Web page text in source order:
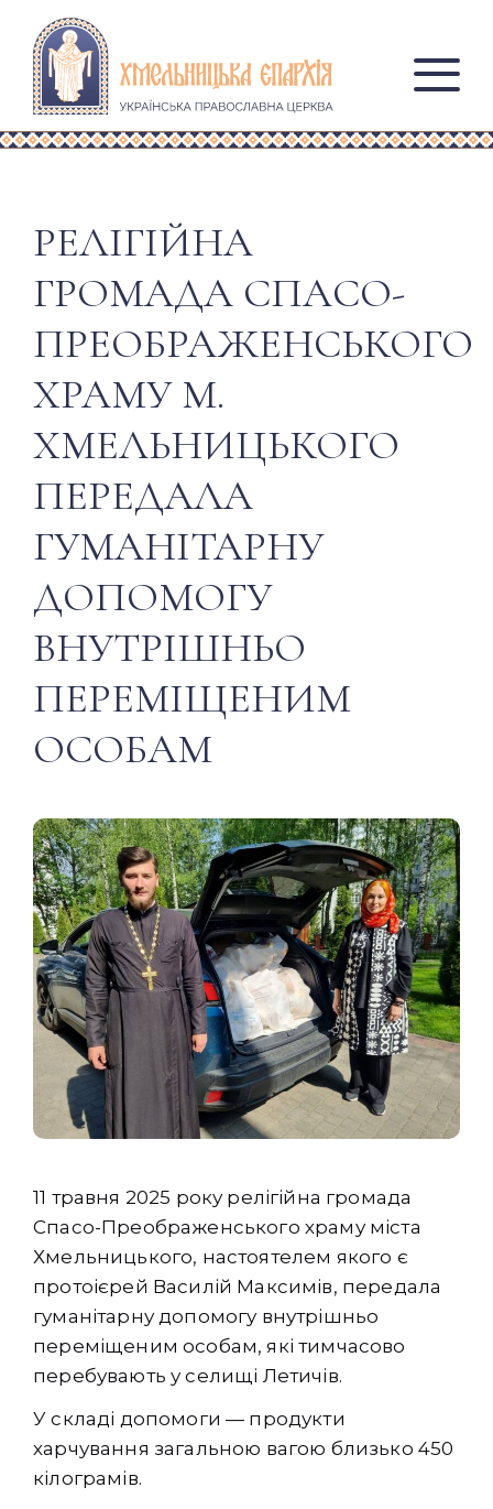
РЕЛІГІЙНА
ГРОМАДА СПАСО-
ПРЕОБРАЖЕНСЬКОГО
ХРАМУ М.
ХМЕЛЬНИЦЬКОГО
ПЕРЕДАЛА
ГУМАНІТАРНУ
ДОПОМОГУ
ВНУТРІШНЬО
ПЕРЕМІЩЕНИМ
ОСОБАМ
11 травня 2025 року релігійна громада
Спасо-Преображенського храму міста
Хмельницького, настоятелем якого є
протоієрей Василій Максимів, передала
гуманітарну допомогу внутрішньо
переміщеним особам, які тимчасово
перебувають у селищі Летичів.
У складі допомоги — продукти
харчування загальною вагою близько 450
кілограмів.